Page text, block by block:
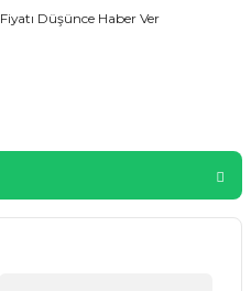
Fiyatı Düşünce Haber Ver